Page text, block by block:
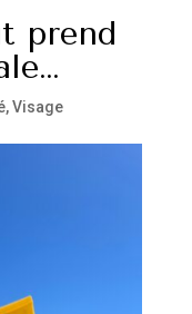
prend
,Visage